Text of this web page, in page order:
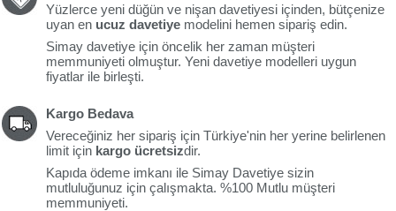
Yüzlerce yeni düğün ve nişan davetiyesi içinden, bütçenize
uyan en ucuz davetiye modelini hemen sipariş edin.
Simay davetiye için öncelik her zaman müşteri
memmuniyeti olmuştur. Yeni davetiye modelleri uygun
fiyatlar ile birleşti.
Kargo Bedava
Vereceğiniz her sipariş için Türkiye'nin her yerine belirlenen
limit için kargo ücretsizdir.
Kapıda ödeme imkanı ile Simay Davetiye sizin
mutluluğunuz için çalışmakta. %100 Mutlu müşteri
memmuniyeti.